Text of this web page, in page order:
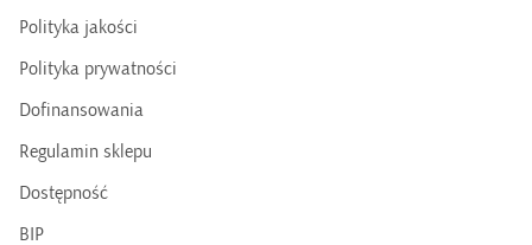
Polityka jakości
Polityka prywatności
Dofinansowania
Regulamin sklepu
Dostępność
BIP